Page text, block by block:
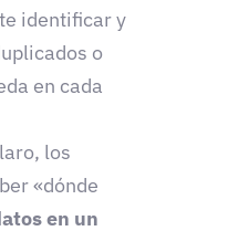
identificar y
o
en cada
los
«dónde
en un